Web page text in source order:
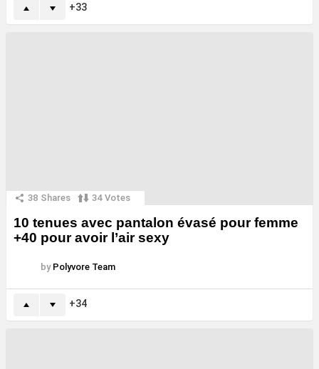
33
38 Shares 34 Votes
10 tenues avec pantalon évasé pour femme
+40 pour avoir l’air sexy
by Polyvore Team
34